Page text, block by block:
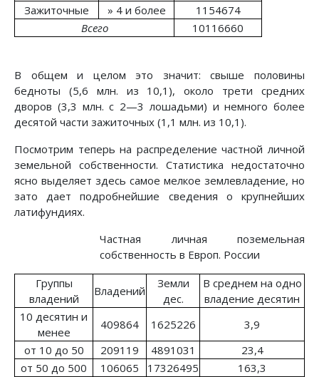
Зажиточные
» 4 и более
1154674
Всего
10116660
В общем и целом это значит: свыше половины
бедноты (5,6 млн. из 10,1), около трети средних
дворов (3,3 млн. с 2—3 лошадьми) и немного более
десятой части зажиточных (1,1 млн. из 10,1).
Посмотрим теперь на распределение частной личной
земельной собственности. Статистика недостаточно
ясно выделяет здесь самое мелкое землевладение, но
зато дает подробнейшие сведения о крупнейших
латифундиях.
Частная личная поземельная
собственность в Европ. России
Группы
владений
Владений
Земли
дес.
В среднем на одно
владение десятин
10 десятин и
менее
409864 1625226
3,9
от 10 до 50
209119 4891031
23,4
от 50 до 500
106065 17326495
163,3